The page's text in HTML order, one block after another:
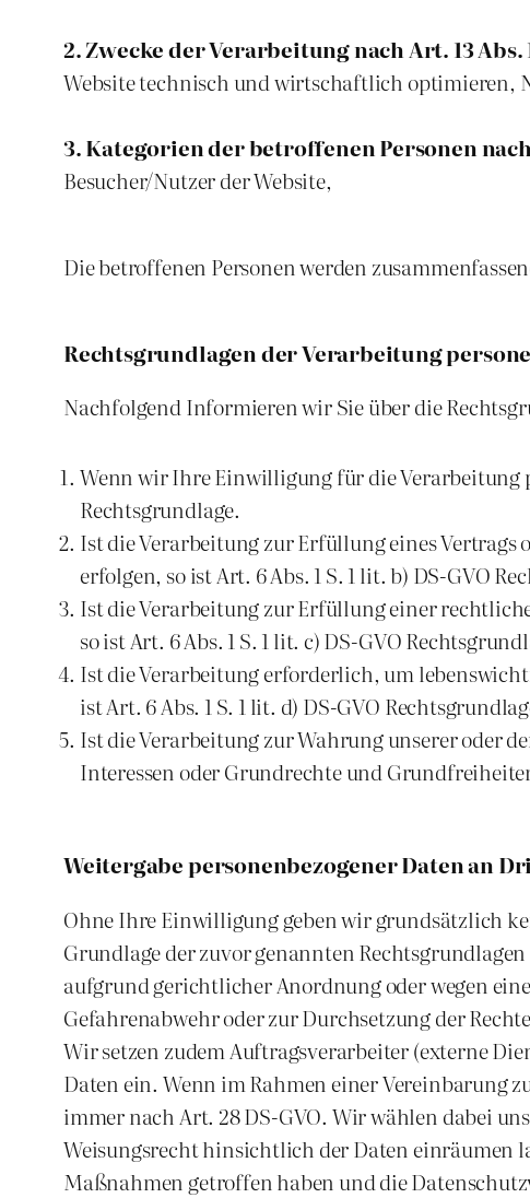
2. Zwecke der Verarbeitung nach Art. 13 Abs.
Website technisch und wirtschaftlich optimieren,
3. Kategorien der betroffenen Personen nach
Besucher/Nutzer der Website,
Die betroffenen Personen werden
Rechtsgrundlagen der Verarbeitung
Nachfolgend Informieren wir Sie über die
Wenn wir Ihre Einwilligung für die Verarbeitung
Rechtsgrundlage.
Ist die Verarbeitung zur Erfüllung eines
erfolgen, so ist Art. 6 Abs. 1 S. 1 lit. b) DS-GVO
Ist die Verarbeitung zur Erfüllung einer
so ist Art. 6 Abs. 1 S. 1 lit. c) DS-GVO
Ist die Verarbeitung erforderlich, um
ist Art. 6 Abs. 1 S. 1 lit. d) DS-GVO
Ist die Verarbeitung zur Wahrung unserer oder
Interessen oder Grundrechte und
Weitergabe personenbezogener Daten an
Ohne Ihre Einwilligung geben wir grundsätzlich
Grundlage der zuvor genannten
aufgrund gerichtlicher Anordnung oder wegen
Gefahrenabwehr oder zur Durchsetzung der
Wir setzen zudem Auftragsverarbeiter (externe
Daten ein. Wenn im Rahmen einer Vereinbarung
immer nach Art. 28 DS-GVO. Wir wählen dabei
Weisungsrecht hinsichtlich der Daten einräumen
Maßnahmen getroffen haben und die